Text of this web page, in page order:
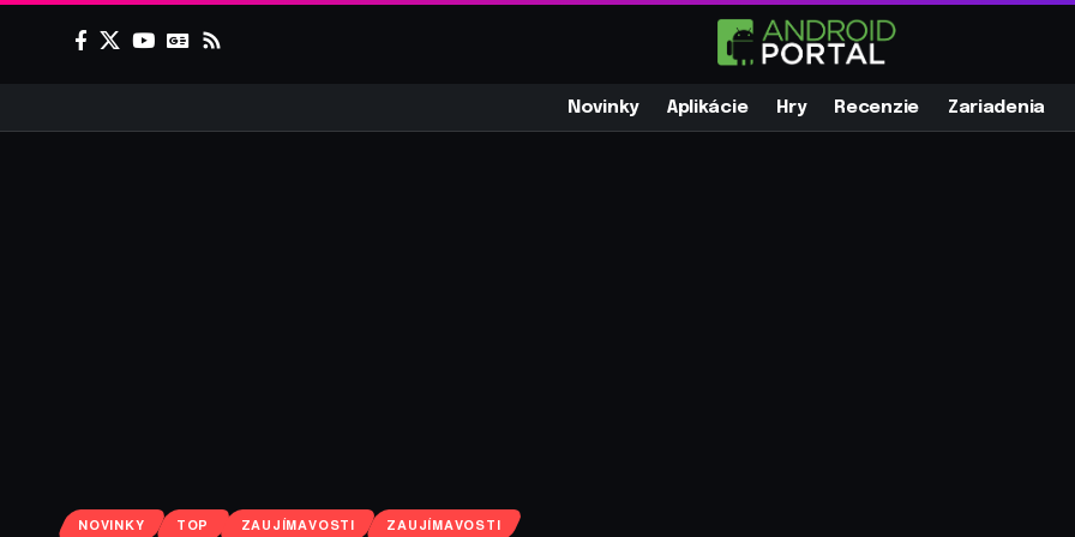
Novinky Aplikácie Hry Recenzie Zariadenia
NOVINKY TOP ZAUJÍMAVOSTI ZAUJÍMAVOSTI